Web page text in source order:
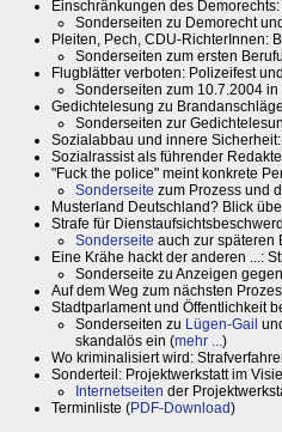
Einschränkungen des
Sonderseiten zu Demorecht
Pleiten, Pech, CDU-RichterInnen:
Sonderseiten zum ersten
Flugblätter verboten: Polizeifest
Sonderseiten zum 10.7.2004 in
Gedichtelesung zu
Sonderseiten zur
Sozialabbau und innere
Sozialrassist als führender
"Fuck the police" meint konkrete
Sonderseite zum Prozess und
Musterland Deutschland? Blick
Strafe für
Sonderseite auch zur späteren
Eine Krähe hackt der anderen ...:
Sonderseite zu Anzeigen
Auf dem Weg zum nächsten
Stadtparlament und Öffentlichkeit
Sonderseiten zu Lügen-Gail
skandalös ein (mehr ...)
Wo kriminalisiert wird:
Sonderteil: Projektwerkstatt im
Internetseiten der
Terminliste (PDF-Download)